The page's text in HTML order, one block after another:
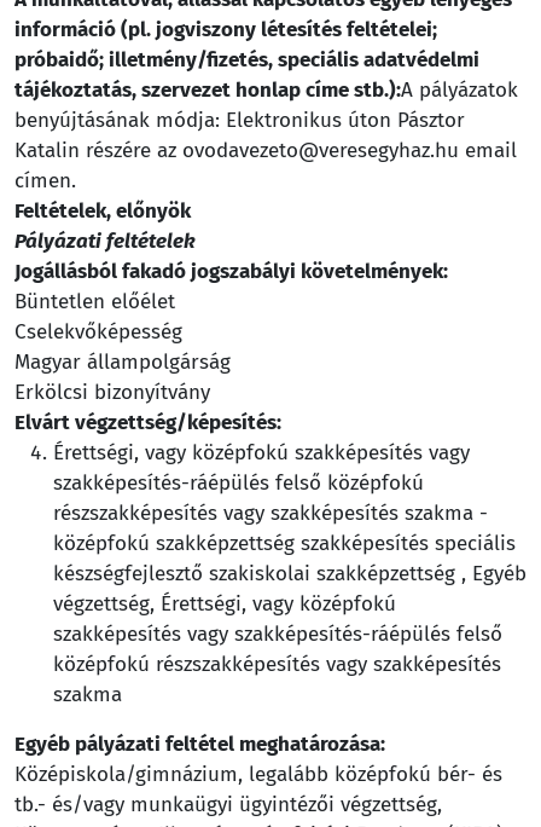
információ (pl. jogviszony létesítés feltételei;
próbaidő; illetmény/fizetés, speciális adatvédelmi
tájékoztatás, szervezet honlap címe stb.):A pályázatok
benyújtásának módja: Elektronikus úton Pásztor
Katalin részére az ovodavezeto@veresegyhaz.hu email
címen.
Feltételek, előnyök
Pályázati feltételek
Jogállásból fakadó jogszabályi követelmények:
Büntetlen előélet
Cselekvőképesség
Magyar állampolgárság
Erkölcsi bizonyítvány
Elvárt végzettség/képesítés:
Érettségi, vagy középfokú szakképesítés vagy
szakképesítés-ráépülés felső középfokú
részszakképesítés vagy szakképesítés szakma -
középfokú szakképzettség szakképesítés speciális
készségfejlesztő szakiskolai szakképzettség , Egyéb
végzettség, Érettségi, vagy középfokú
szakképesítés vagy szakképesítés-ráépülés felső
középfokú részszakképesítés vagy szakképesítés
szakma
Egyéb pályázati feltétel meghatározása:
Középiskola/gimnázium, legalább középfokú bér- és
tb.- és/vagy munkaügyi ügyintézői végzettség,